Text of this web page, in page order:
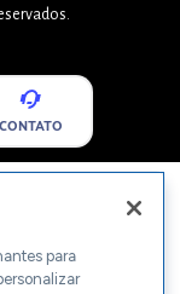
CONTATO
para